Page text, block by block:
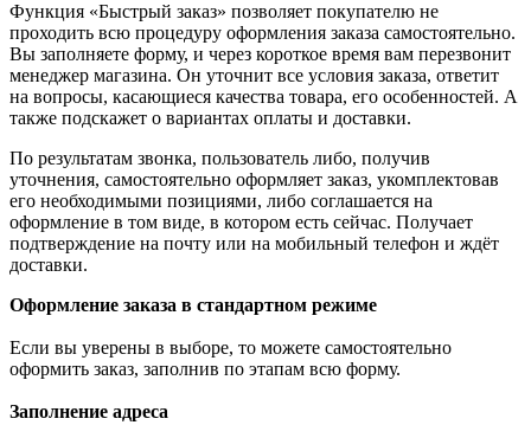
Функция «Быстрый заказ» позволяет покупателю не
проходить всю процедуру оформления заказа самостоятельно.
Вы заполняете форму, и через короткое время вам перезвонит
менеджер магазина. Он уточнит все условия заказа, ответит
на вопросы, касающиеся качества товара, его особенностей. А
также подскажет о вариантах оплаты и доставки.
По результатам звонка, пользователь либо, получив
уточнения, самостоятельно оформляет заказ, укомплектовав
его необходимыми позициями, либо соглашается на
оформление в том виде, в котором есть сейчас. Получает
подтверждение на почту или на мобильный телефон и ждёт
доставки.
Оформление заказа в стандартном режиме
Если вы уверены в выборе, то можете самостоятельно
оформить заказ, заполнив по этапам всю форму.
Заполнение адреса